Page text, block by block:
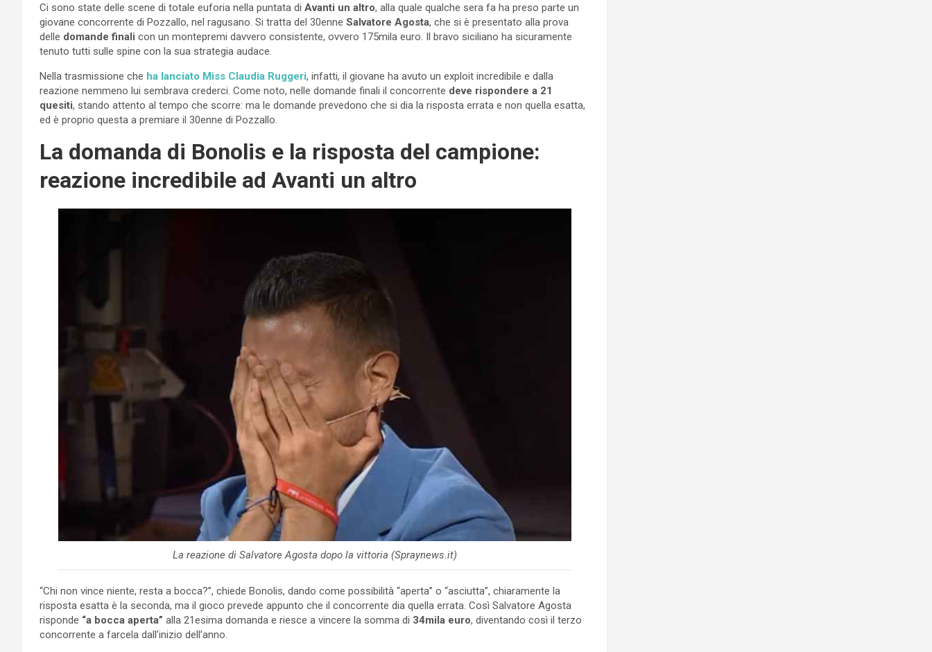
Ci sono state delle scene di totale euforia nella puntata di Avanti un altro, alla quale qualche sera fa ha preso parte un
giovane concorrente di Pozzallo, nel ragusano. Si tratta del 30enne Salvatore Agosta, che si è presentato alla prova
delle domande finali con un montepremi davvero consistente, ovvero 175mila euro. Il bravo siciliano ha sicuramente
tenuto tutti sulle spine con la sua strategia audace.
Nella trasmissione che ha lanciato Miss Claudia Ruggeri, infatti, il giovane ha avuto un exploit incredibile e dalla
reazione nemmeno lui sembrava crederci. Come noto, nelle domande finali il concorrente deve rispondere a 21
quesiti, stando attento al tempo che scorre: ma le domande prevedono che si dia la risposta errata e non quella esatta,
ed è proprio questa a premiare il 30enne di Pozzallo.
La domanda di Bonolis e la risposta del campione:
reazione incredibile ad Avanti un altro
La reazione di Salvatore Agosta dopo la vittoria (Spraynews.it)
“Chi non vince niente, resta a bocca?”, chiede Bonolis, dando come possibilità “aperta” o “asciutta”, chiaramente la
risposta esatta è la seconda, ma il gioco prevede appunto che il concorrente dia quella errata. Così Salvatore Agosta
risponde “a bocca aperta” alla 21esima domanda e riesce a vincere la somma di 34mila euro, diventando così il terzo
concorrente a farcela dall’inizio dell’anno.